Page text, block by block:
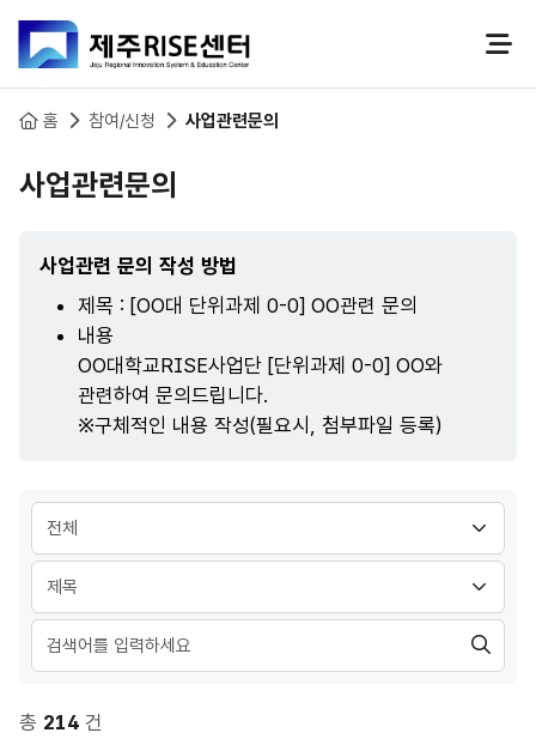
홈 참여/신청 사업관련문의
사업관련문의
사업관련 문의 작성 방법
제목 : [OO대 단위과제 0-0] OO관련 문의
내용
OO대학교RISE사업단 [단위과제 0-0] OO와
관련하여 문의드립니다.
※구체적인 내용 작성(필요시, 첨부파일 등록)
답변상태
분류 선택
총 214 건